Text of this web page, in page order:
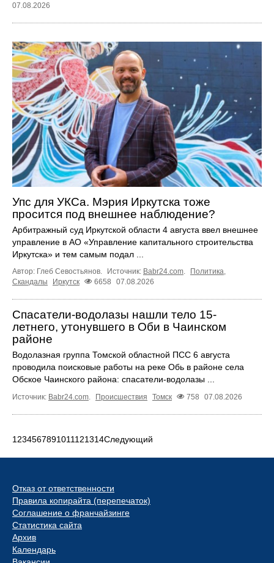
07.08.2026
Упс для УКСа. Мэрия Иркутска тоже
просится под внешнее наблюдение?
Арбитражный суд Иркутской области 4 августа ввел внешнее
управление в АО «Управление капитального строительства
Иркутска» и тем самым подал ...
Автор: Глеб Севостьянов. Источник: Babr24.com Политика
Скандалы
Иркутск 6658 07.08.2026
Спасатели-водолазы нашли тело 15-
летнего, утонувшего в Оби в Чаинском
районе
Водолазная группа Томской областной ПСС 6 августа
проводила поисковые работы на реке Обь в районе села
Обское Чаинского района: спасатели-водолазы ...
Источник: Babr24.com. Происшествия Томск 758 07.08.2026
1 234567891011121314Следующий
Отказ от ответственности
Правила копирайта (перепечаток)
Соглашение о франчайзинге
Статистика сайта
Архив
Календарь